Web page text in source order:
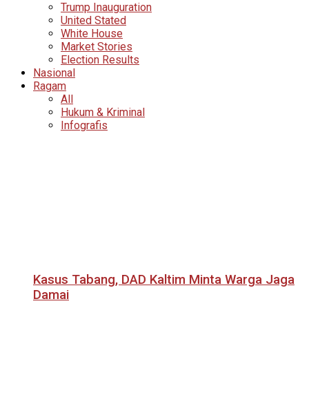
Trump Inauguration
United Stated
White House
Market Stories
Election Results
Nasional
Ragam
All
Hukum & Kriminal
Infografis
Kasus Tabang, DAD Kaltim Minta Warga Jaga
Damai